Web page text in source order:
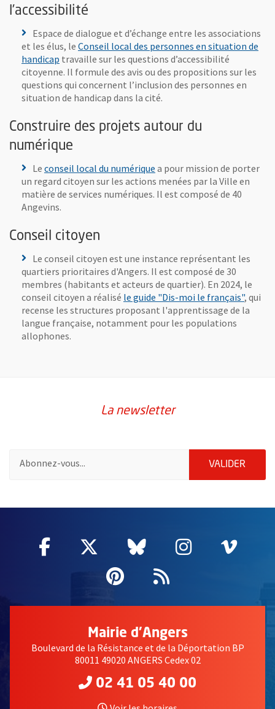
l’accessibilité
Espace de dialogue et d’échange entre les associations
et les élus, le Conseil local des personnes en situation de
handicap travaille sur les questions d’accessibilité
citoyenne. Il formule des avis ou des propositions sur les
questions qui concernent l’inclusion des personnes en
situation de handicap dans la cité.
Construire des projets autour du
numérique
Le conseil local du numérique , Ouvre une nouvelle fenêtre
a pour mission de porter
un regard citoyen sur les actions menées par la Ville en
matière de services numériques. Il est composé de 40
Angevins.
Conseil citoyen
Le conseil citoyen est une instance représentant les
quartiers prioritaires d'Angers. Il est composé de 30
membres (habitants et acteurs de quartier). En 2024, le
conseil citoyen a réalisé le guide "Dis-moi le français", qui
recense les structures proposant l'apprentissage de la
langue française, notamment pour les populations
allophones.
La newsletter
VALIDER
Facebook
, Ouvre une nouvelle fenêtre
Twitter
, Ouvre une nouvelle
Bluesky
, Ouvre une
Instagram
, Ouvre
,
Pinterest
, Ouvre une
Flux RSS
Mairie d'Angers
Boulevard de la Résistance et de la Déportation BP
80011 49020 ANGERS Cedex 02
02 41 05 40 00